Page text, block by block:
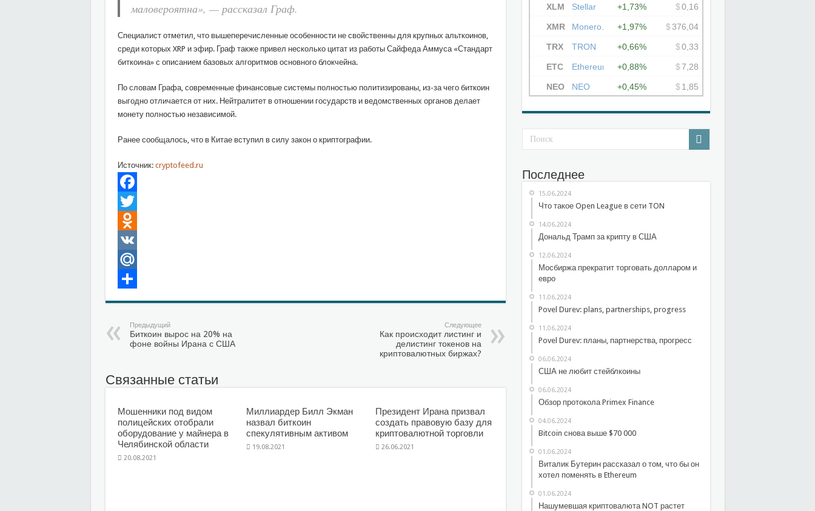
маловероятна», — рассказал Граф.
Специалист отметил, что вышеперечисленные особенности не свойственны для крупных альткоинов,
среди которых XRP и эфир. Граф также привел несколько цитат из работы Сайфеда Аммуса «Стандарт
биткоина» с описанием базовых алгоритмов основного блокчейна.
По словам Графа, современные финансовые системы полностью политизированы, из-за чего биткоин
выгодно отличается от них. Нейтралитет в отношении государств и ведомственных органов делает
монету полностью независимой.
Ранее сообщалось, что в Китае вступил в силу закон о криптографии.
Источник:cryptofeed.ru
Facebook
Twitter
Odnoklassniki
VK
Mail.Ru
Предыдущий
Биткоин вырос на 20% на
фоне войны Ирана с США
Следующее
Как происходит листинг и
делистинг токенов на
криптовалютных биржах?
Связанные статьи
Мошенники под видом
полицейских отобрали
оборудование у майнера в
Челябинской области
20.08.2021
Миллиардер Билл Экман
назвал биткоин
спекулятивным активом
19.08.2021
Президент Ирана призвал
создать правовую базу для
криптовалютной торговли
26.06.2021
Последнее
15.06.2024
Что такое Open League в сети TON
14.06.2024
Дональд Трамп за крипту в США
12.06.2024
Мосбиржа прекратит торговать долларом и
евро
11.06.2024
Povel Durev: plans, partnerships, progress
11.06.2024
Povel Durev: планы, партнерства, прогресс
06.06.2024
США не любит стейблкоины
06.06.2024
Обзор протокола Primex Finance
04.06.2024
Bitcoin снова выше $70 000
01.06.2024
Виталик Бутерин рассказал о том, что бы он
хотел поменять в Ethereum
01.06.2024
Нашумевшая криптовалюта NOT растет